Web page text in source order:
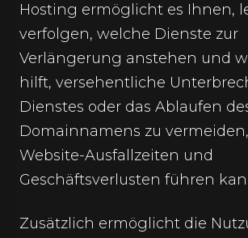
Hosting ermöglicht es Ihnen,
verfolgen, welche Dienste zur
Verlängerung anstehen und
hilft, versehentliche
Dienstes oder das Ablaufen
Domainnamens zu
Website-Ausfallzeiten und
Geschäftsverlusten führen
Zusätzlich ermöglicht die